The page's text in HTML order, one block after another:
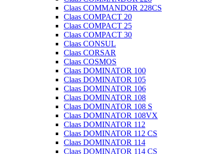
Claas COMMANDOR 228CS
Claas COMPACT 20
Claas COMPACT 25
Claas COMPACT 30
Claas CONSUL
Claas CORSAR
Claas COSMOS
Claas DOMINATOR 100
Claas DOMINATOR 105
Claas DOMINATOR 106
Claas DOMINATOR 108
Claas DOMINATOR 108 S
Claas DOMINATOR 108VX
Claas DOMINATOR 112
Claas DOMINATOR 112 CS
Claas DOMINATOR 114
Claas DOMINATOR 114 CS